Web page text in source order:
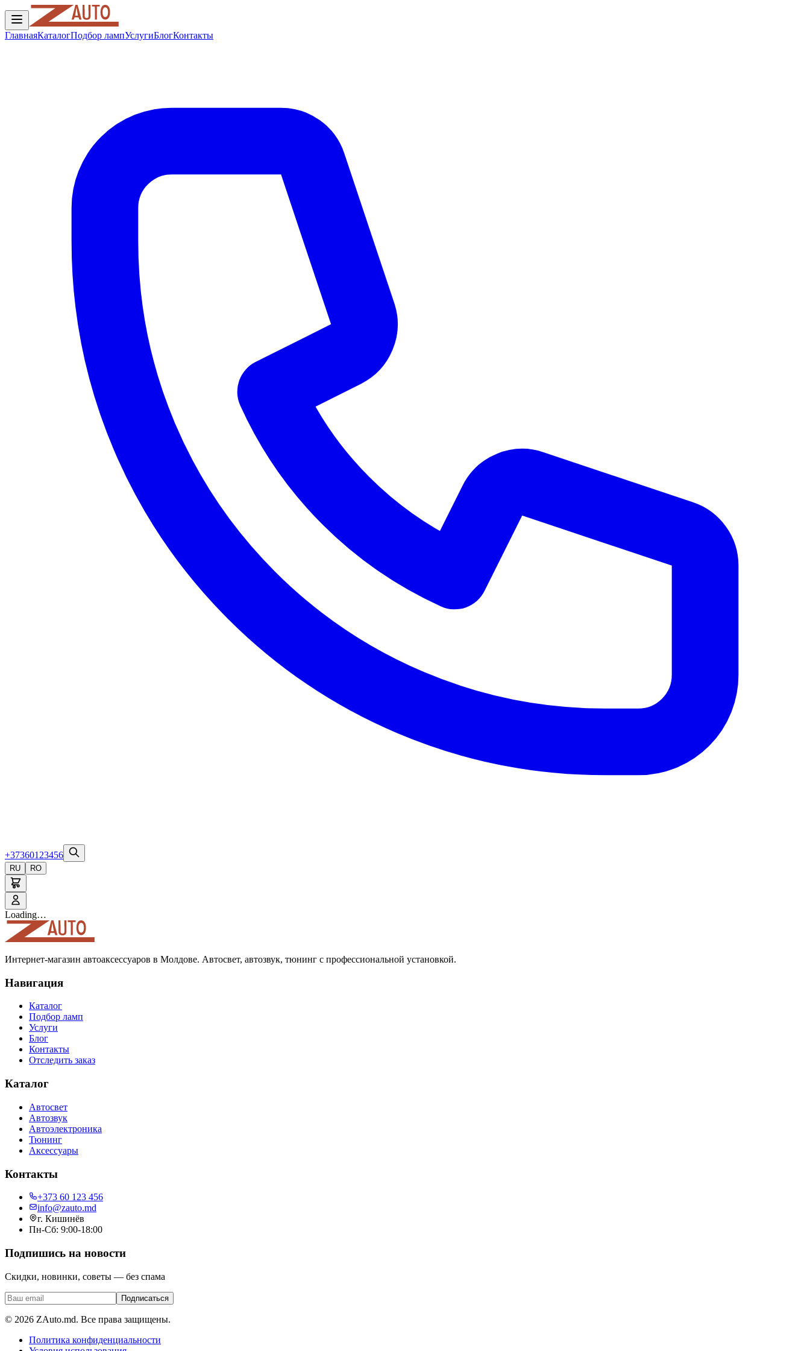
ГлавнаяКаталогПодбор лампУслугиБлогКонтакты
+37360123456
RU RO
Loading…
Интернет-магазин автоаксессуаров в Молдове. Автосвет, автозвук, тюнинг с профессиональной установкой.
Навигация
Каталог
Подбор ламп
Услуги
Блог
Контакты
Отследить заказ
Каталог
Автосвет
Автозвук
Автоэлектроника
Тюнинг
Аксессуары
Контакты
+373 60 123 456
info@zauto.md
г. Кишинёв
Пн-Сб: 9:00-18:00
Подпишись на новости
Скидки, новинки, советы — без спама
Подписаться
© 2026 ZAuto.md. Все права защищены.
Политика конфиденциальности